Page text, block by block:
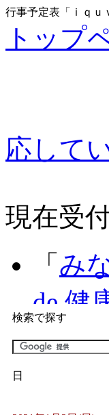
行事予定表「ｉｑｕ
トップ
応して
現在受
「 み
de 健
「子
間：
検索で探す
日